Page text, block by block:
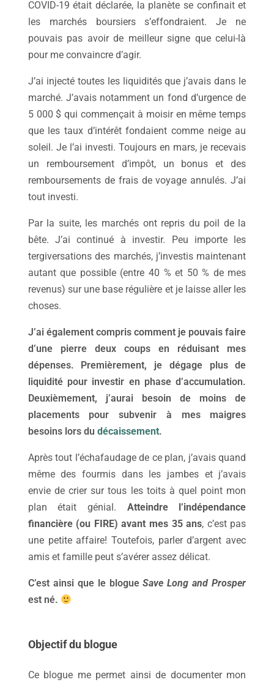
COVID-19 était déclarée, la planète se confinait et
les marchés boursiers s’effondraient. Je ne
pouvais pas avoir de meilleur signe que celui-là
pour me convaincre d’agir.
J’ai injecté toutes les liquidités que j’avais dans le
marché. J’avais notamment un fond d’urgence de
5 000 $ qui commençait à moisir en même temps
que les taux d’intérêt fondaient comme neige au
soleil. Je l’ai investi. Toujours en mars, je recevais
un remboursement d’impôt, un bonus et des
remboursements de frais de voyage annulés. J’ai
tout investi.
Par la suite, les marchés ont repris du poil de la
bête. J’ai continué à investir. Peu importe les
tergiversations des marchés, j’investis maintenant
autant que possible (entre 40 % et 50 % de mes
revenus) sur une base régulière et je laisse aller les
choses.
J’ai également compris comment je pouvais faire
d’une pierre deux coups en réduisant mes
dépenses. Premièrement, je dégage plus de
liquidité pour investir en phase d’accumulation.
Deuxièmement, j’aurai besoin de moins de
placements pour subvenir à mes maigres
besoins lors du décaissement.
Après tout l’échafaudage de ce plan, j’avais quand
même des fourmis dans les jambes et j’avais
envie de crier sur tous les toits à quel point mon
plan était génial. Atteindre l’indépendance
financière (ou FIRE) avant mes 35 ans, c’est pas
une petite affaire! Toutefois, parler d’argent avec
amis et famille peut s’avérer assez délicat.
C’est ainsi que le blogueSave Long and Prosper
est né.
Objectif du blogue
Ce blogue me permet ainsi de documenter mon